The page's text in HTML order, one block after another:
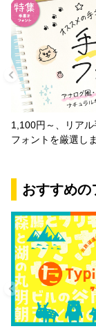
1,100円～、リア
フォントを厳選し
おすすめの